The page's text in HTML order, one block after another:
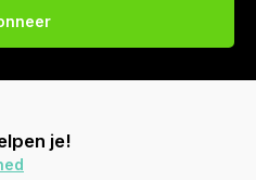
je!